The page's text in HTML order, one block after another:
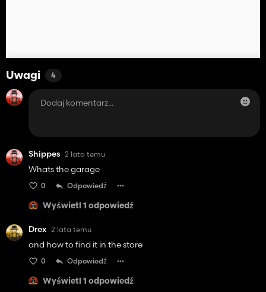
Uwagi 4
Shippes 2 lata temu
Whats the garage
0 Odpowiedź
Wyświetl 1 odpowiedź
Drex 2 lata temu
and how to find it in the store
0 Odpowiedź
Wyświetl 1 odpowiedź